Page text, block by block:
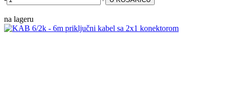
na lageru